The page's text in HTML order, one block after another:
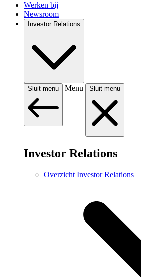
Werken bij
Newsroom
Investor Relations
Sluit menu Menu Sluit menu
Investor Relations
Overzicht Investor Relations